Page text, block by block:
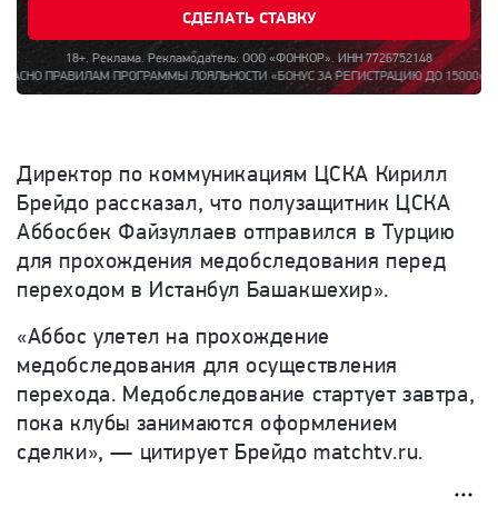
СДЕЛАТЬ СТАВКУ
18+. Реклама. Рекламодатель: ООО «ФОНКОР». ИНН 7726752148
ПРОГРАММЫ ЛОЯЛЬНОСТИ «БОНУС ЗА РЕГИСТРАЦИЮ ДО 15000». ПОЛНАЯ
Директор по коммуникациям ЦСКА Кирилл
Брейдо рассказал, что полузащитник ЦСКА
Аббосбек Файзуллаев отправился в Турцию
для прохождения медобследования перед
переходом в Истанбул Башакшехир».
«Аббос улетел на прохождение
медобследования для осуществления
перехода. Медобследование стартует завтра,
пока клубы занимаются оформлением
сделки», — цитирует Брейдоmatchtv.ru.